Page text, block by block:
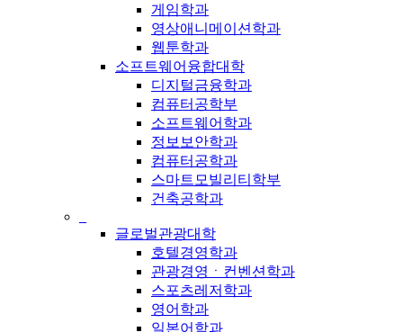
게임학과
영상애니메이션학과
웹툰학과
소프트웨어융합대학
디지털금융학과
컴퓨터공학부
소프트웨어학과
정보보안학과
컴퓨터공학과
스마트모빌리티학부
건축공학과
글로벌관광대학
호텔경영학과
관광경영ㆍ컨벤션학과
스포츠레저학과
영어학과
일본어학과